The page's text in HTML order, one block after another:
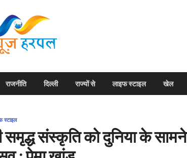
राजनीति दिल्ली राज्यों से लाइफ स्टाइल खेल
स्टाइल
समृद्ध संस्कृति को दुनिया के